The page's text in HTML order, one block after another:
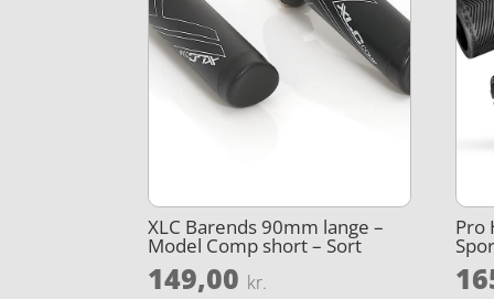
XLC Barends 90mm lange –
Model Comp short – Sort
149,00 kr.
Pro